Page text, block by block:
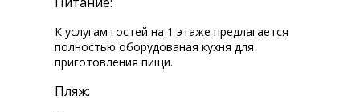
К услугам гостей на 1 этаже предлагается
полностью оборудованая кухня для
приготовления пищи.
Пляж: